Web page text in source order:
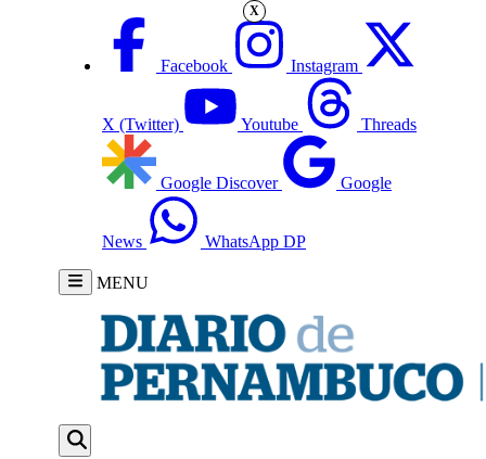
Facebook Instagram
X (Twitter) Youtube Threads
Google Discover Google
News WhatsApp DP
MENU
X